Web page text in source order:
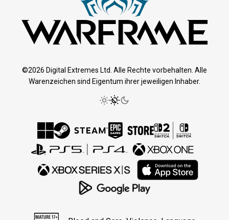
©2026 Digital Extremes Ltd. Alle Rechte vorbehalten. Alle
Warenzeichen sind Eigentum ihrer jeweiligen Inhaber.